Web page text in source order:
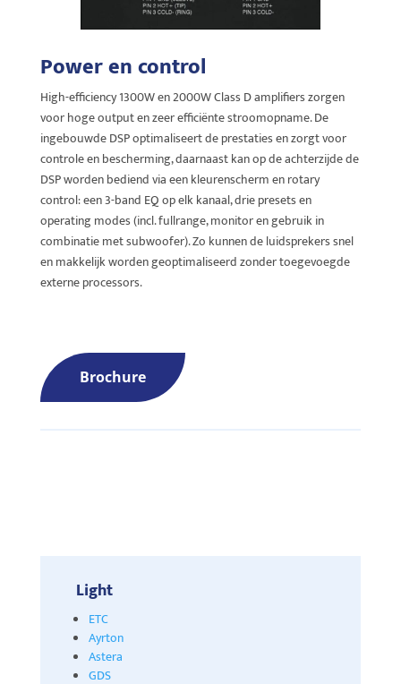
Power en control
High-efficiency 1300W en 2000W Class D amplifiers zorgen
voor hoge output en zeer efficiënte stroomopname. De
ingebouwde DSP optimaliseert de prestaties en zorgt voor
controle en bescherming, daarnaast kan op de achterzijde de
DSP worden bediend via een kleurenscherm en rotary
control: een 3-band EQ op elk kanaal, drie presets en
operating modes (incl. fullrange, monitor en gebruik in
combinatie met subwoofer). Zo kunnen de luidsprekers snel
en makkelijk worden geoptimaliseerd zonder toegevoegde
externe processors.
Brochure
Light
ETC
Ayrton
Astera
GDS